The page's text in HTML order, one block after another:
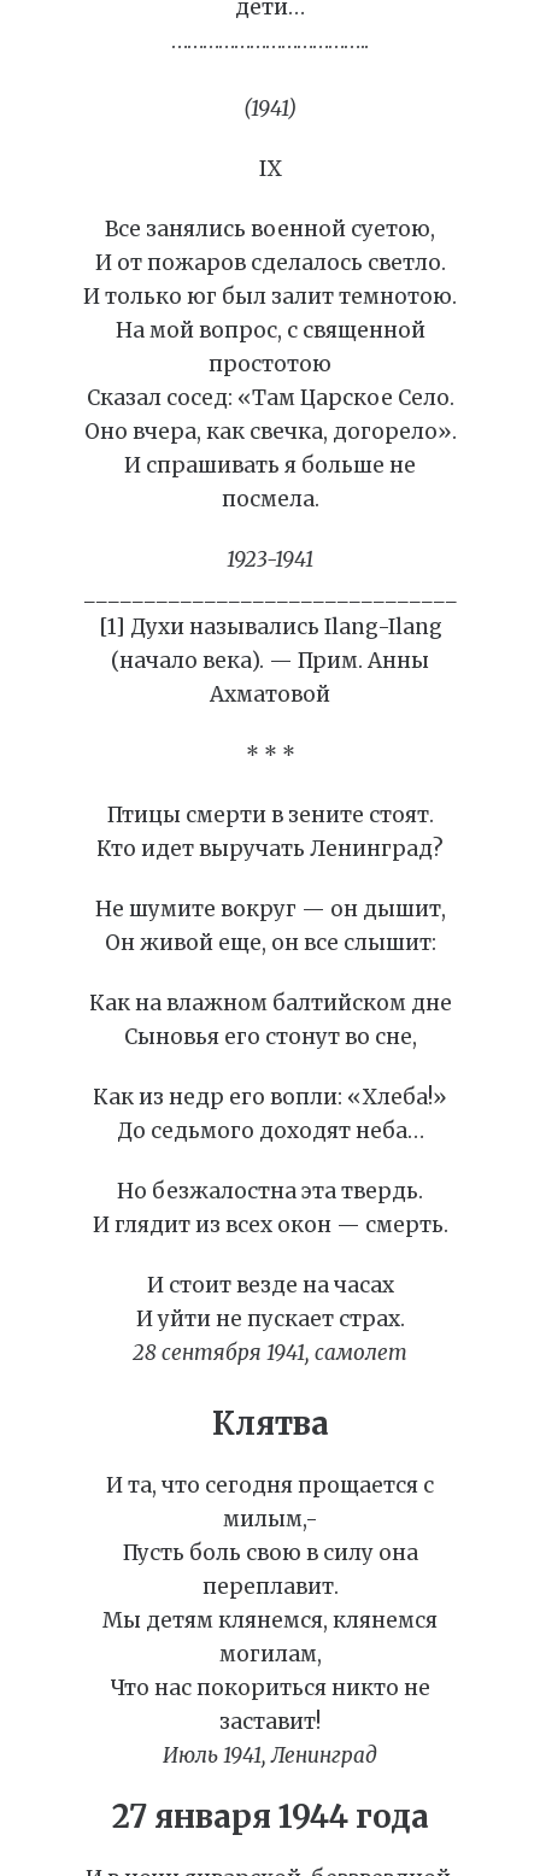
дети…
………………………………..
(1941)
IX
Все занялись военной суетою,
И от пожаров сделалось светло.
И только юг был залит темнотою.
На мой вопрос, с священной
простотою
Сказал сосед: «Там Царское Село.
Оно вчера, как свечка, догорело».
И спрашивать я больше не
посмела.
1923-1941
[1] Духи назывались Ilang-Ilang
(начало века). — Прим. Анны
Ахматовой
* * *
Птицы смерти в зените стоят.
Кто идет выручать Ленинград?
Не шумите вокруг — он дышит,
Он живой еще, он все слышит:
Как на влажном балтийском дне
Сыновья его стонут во сне,
Как из недр его вопли: «Хлеба!»
До седьмого доходят неба…
Но безжалостна эта твердь.
И глядит из всех окон — смерть.
И стоит везде на часах
И уйти не пускает страх.
28 сентября 1941, самолет
Клятва
И та, что сегодня прощается с
милым,-
Пусть боль свою в силу она
переплавит.
Мы детям клянемся, клянемся
могилам,
Что нас покориться никто не
заставит!
Июль 1941, Ленинград
27 января 1944 года